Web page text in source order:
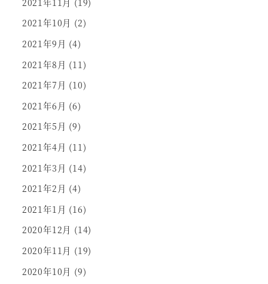
2021年10月 (2)
2021年9月 (4)
2021年8月 (11)
2021年7月 (10)
2021年6月 (6)
2021年5月 (9)
2021年4月 (11)
2021年3月 (14)
2021年2月 (4)
2021年1月 (16)
2020年12月 (14)
2020年11月 (19)
2020年10月 (9)